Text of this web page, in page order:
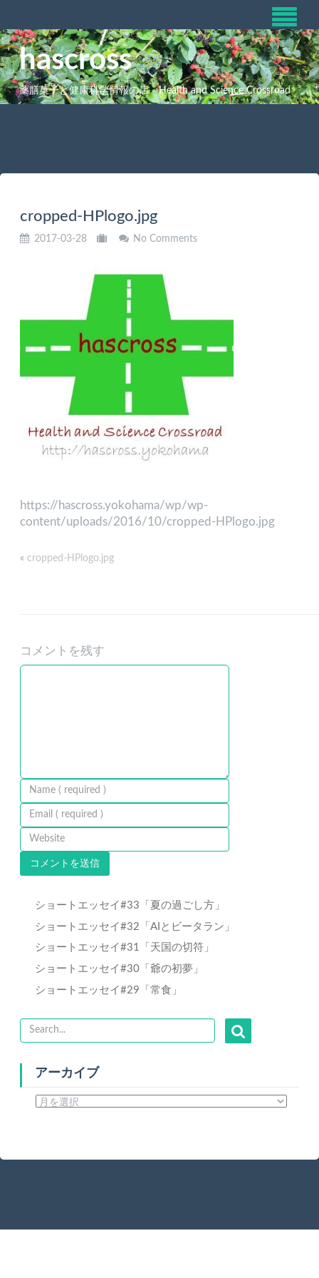
hascross
薬膳菓子と健康科学情報の店 Health and Science Crossroad
cropped-HPlogo.jpg
2017-03-28 No Comments
https://hascross.yokohama/wp/wp-
content/uploads/2016/10/cropped-HPlogo.jpg
« cropped-HPlogo.jpg
コメントを残す
ショートエッセイ#33「夏の過ごし方」
ショートエッセイ#32「AIとビータラン」
ショートエッセイ#31「天国の切符」
ショートエッセイ#30「爺の初夢」
ショートエッセイ#29「常食」
アーカイブ
ブ